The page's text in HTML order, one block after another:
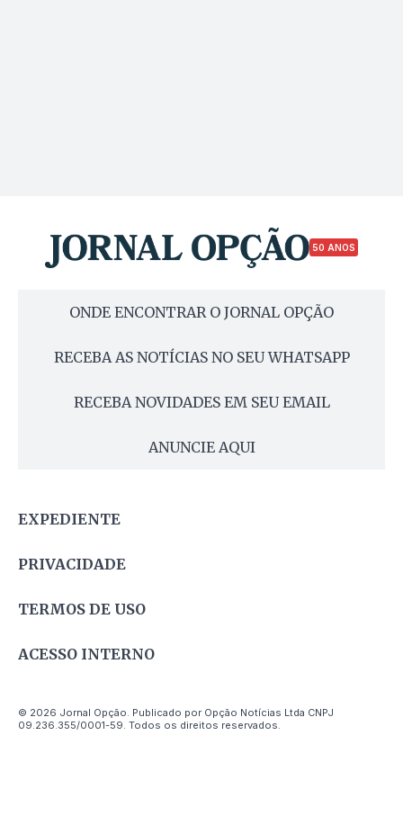
50 ANOS
ONDE ENCONTRAR O JORNAL OPÇÃO
RECEBA AS NOTÍCIAS NO SEU WHATSAPP
RECEBA NOVIDADES EM SEU EMAIL
ANUNCIE AQUI
EXPEDIENTE
PRIVACIDADE
TERMOS DE USO
ACESSO INTERNO
© 2026 Jornal Opção. Publicado por Opção Notícias Ltda CNPJ
09.236.355/0001-59. Todos os direitos reservados.